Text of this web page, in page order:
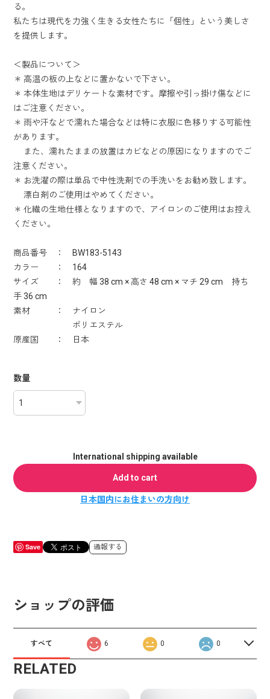
る。
私たちは現代を力強く生きる女性たちに「個性」という美しさ
を提供します。
＜製品について＞
＊ 高温の板の上などに置かないで下さい。
＊ 本体生地はデリケートな素材です。摩擦や引っ掛け傷などに
はご注意ください。
＊ 雨や汗などで濡れた場合などは特に衣服に色移りする可能性
があります。
また、濡れたままの放置はカビなどの原因になりますのでご
注意ください。
＊ お洗濯の際は単品で中性洗剤での手洗いをお勧め致します。
漂白剤のご使用はやめてください。
＊ 化繊の生地仕様となりますので、アイロンのご使用はお控え
ください。
商品番号 ： BW183-5143
カラー ： 164
サイズ ： 約 幅 38 cm × 高さ 48 cm × マチ 29 cm 持ち
手 36 cm
素材 ： ナイロン
ポリエステル
原産国 ： 日本
数量
International shipping available
Add to cart
日本国内にお住まいの方向け
Save 通報する
ショップの評価
すべて 6 0 0
RELATED